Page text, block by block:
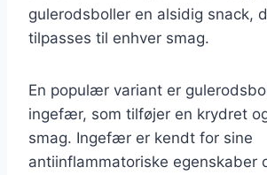
gulerodsboller en alsidig snack,
tilpasses til enhver smag.
En populær variant er
ingefær, som tilføjer en krydret
smag. Ingefær er kendt for sine
antiinflammatoriske egenskaber